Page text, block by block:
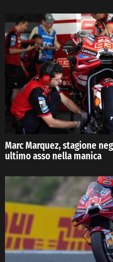
Marc Marquez, stagione
ultimo asso nella manica